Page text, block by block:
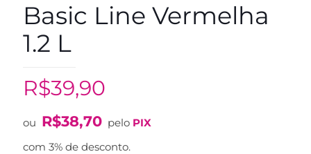
Basic Line Vermelha
1.2 L
R$39,90
ou R$38,70 pelo PIX
com 3% de desconto.